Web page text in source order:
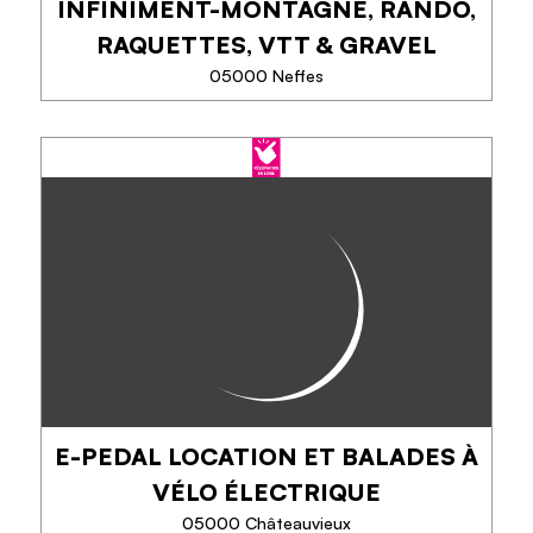
TÉLÉPHONE
EN SAVOIR PLUS
INFINIMENT-MONTAGNE, RANDO,
RAQUETTES, VTT & GRAVEL
05000 Neffes
INFINIMENT-MONTAGNE,
Venez vous évader, encadré par un professionnel,
dans les Alpes du sud, en famille, en groupe d'amis,
pour un week-end ou une semaine, en alliant effort
TÉLÉPHONE
E-PEDAL LOCATION ET BALADES À
VÉLO ÉLECTRIQUE
05000 Châteauvieux